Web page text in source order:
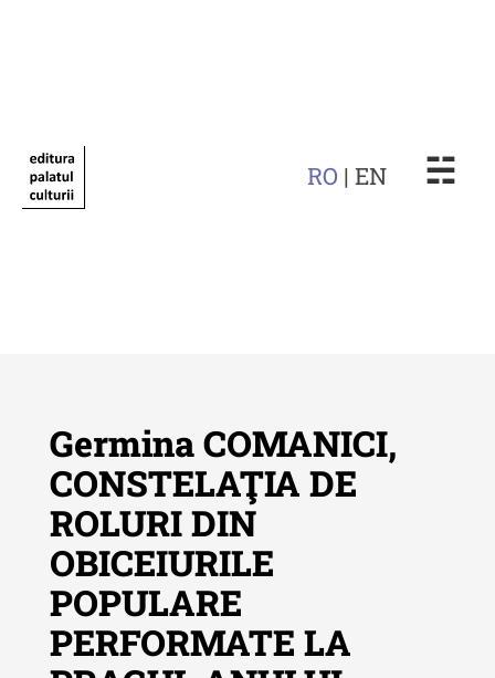
RO | EN ☵
Revista "Cercetări istorice"
Revista "Cercetări istorice" - XLIV
- 2025
Revista "Cercetări istorice" - XLIII
- 2024
Germina COMANICI,
CONSTELAŢIA DE
ROLURI DIN
OBICEIURILE
POPULARE
PERFORMATE LA